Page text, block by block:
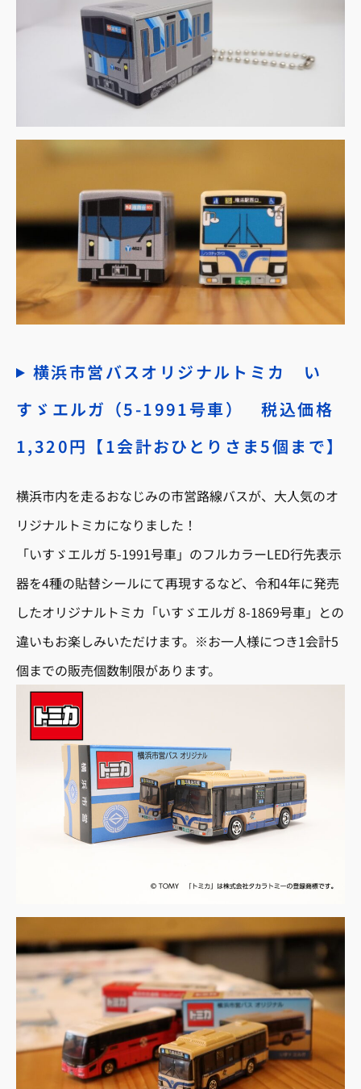
横浜市営バスオリジナルトミカ い
すゞエルガ（5-1991号車） 税込価格
1,320円【1会計おひとりさま5個まで】
横浜市内を走るおなじみの市営路線バスが、大人気のオ
リジナルトミカになりました！
「いすゞエルガ 5-1991号車」のフルカラーLED行先表示
器を4種の貼替シールにて再現するなど、令和4年に発売
したオリジナルトミカ「いすゞエルガ 8-1869号車」との
違いもお楽しみいただけます。※お一人様につき1会計5
個までの販売個数制限があります。